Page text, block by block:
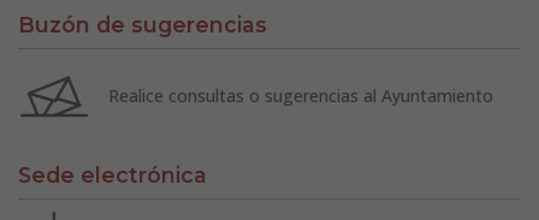
Buzón de sugerencias
Realice consultas o sugerencias al Ayuntamiento
Sede electrónica